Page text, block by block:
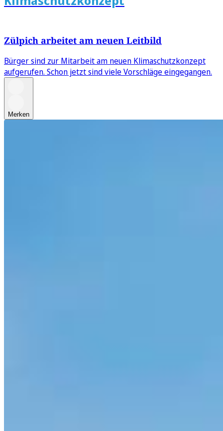
Zülpich arbeitet am neuen Leitbild
Bürger sind zur Mitarbeit am neuen Klimaschutzkonzept
aufgerufen. Schon jetzt sind viele Vorschläge eingegangen.
Merken